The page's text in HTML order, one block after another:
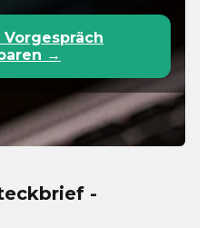
→
-